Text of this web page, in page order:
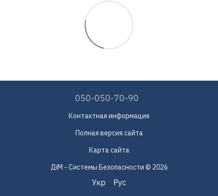
050-050-70-90
Контактная информация
Полная версия сайта
Карта сайта
ДіМ - Системы Безопасности © 2026
Укр Рус